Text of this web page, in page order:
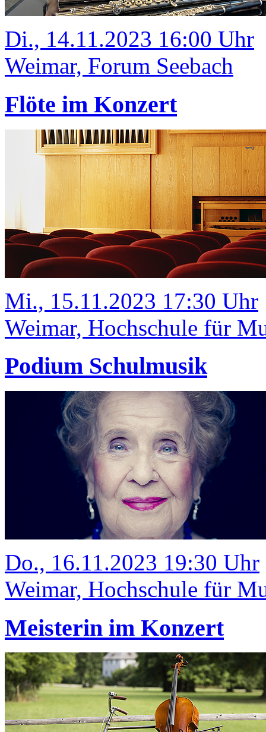
Di., 14.11.2023 16:00 Uhr
Weimar, Forum Seebach
Flöte im Konzert
Mi., 15.11.2023 17:30 Uhr
Weimar, Hochschule für
Podium Schulmusik
Do., 16.11.2023 19:30 Uhr
Weimar, Hochschule für
Meisterin im Konzert